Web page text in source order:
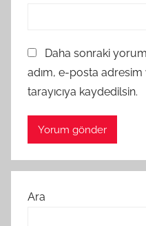
Daha sonraki
adım, e-posta
tarayıcıya kaydedilsin.
Ara